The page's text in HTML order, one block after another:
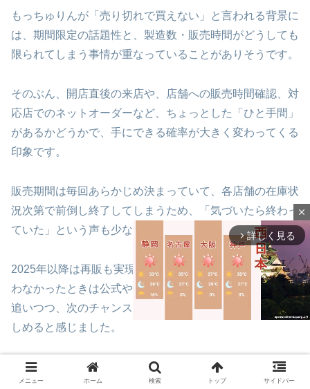
もっちゅりんが「売り切れで買えない」と言われる背景に
は、期間限定の話題性と、製造数・販売時間がどうしても
限られてしまう事情が重なっていることがありそうです。
そのぶん、開店直後の来店や、店舗への販売時間確認、対
応店でのネットオーダーなど、ちょっとした「ひと手間」
があるかどうかで、手にできる確率が大きく変わってくる
印象です。
販売期間は毎回あらかじめ決まっていて、各店舗の在庫状
況次第で前倒し終了してしまうため、「気づいたら終わっ
ていた」という声も少なくありません。
2025年以降は再販も実現しているので、タイミングが合
わなかったときは公式やニュースサイトで再登場の情報を
追いつつ、次のチャンスをゆるく待つスタンスでも十分楽
しめると感じました。
“早めの行動＋事前チェック＋ネットオーダ
メニュー ホーム 検索 トップ サイドバー
close
arrow_forward_ios 詳しく見る